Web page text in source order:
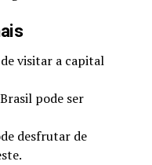
visitar a capital
pode ser
desfrutar de